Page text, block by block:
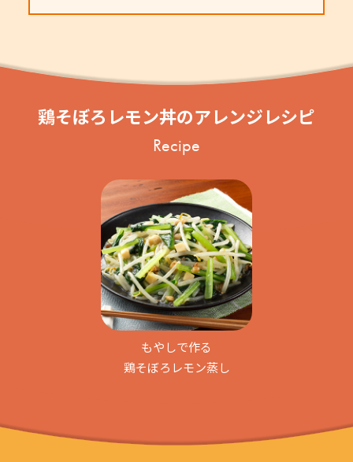
鶏そぼろレモン丼のアレンジレシピ
Recipe
もやしで作る
鶏そぼろレモン蒸し